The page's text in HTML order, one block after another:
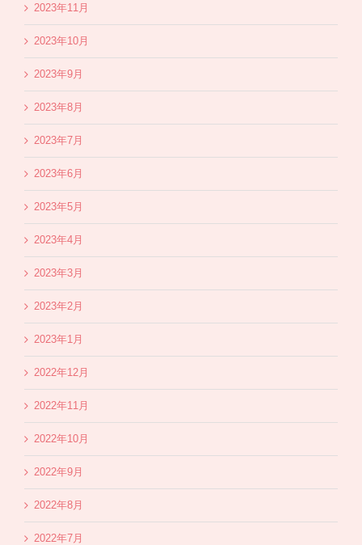
2023年11月
2023年10月
2023年9月
2023年8月
2023年7月
2023年6月
2023年5月
2023年4月
2023年3月
2023年2月
2023年1月
2022年12月
2022年11月
2022年10月
2022年9月
2022年8月
2022年7月